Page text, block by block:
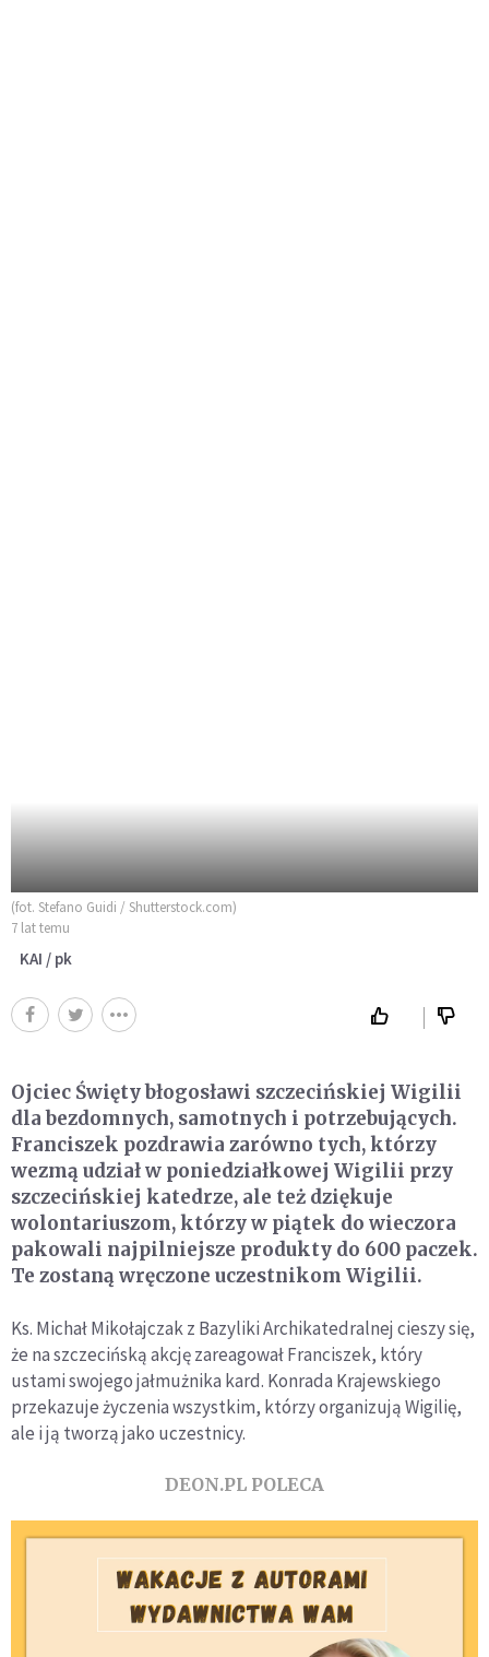
(fot. Stefano Guidi / Shutterstock.com)
7 lat temu
KAI / pk
Ojciec Święty błogosławi szczecińskiej Wigilii
dla bezdomnych, samotnych i potrzebujących.
Franciszek pozdrawia zarówno tych, którzy
wezmą udział w poniedziałkowej Wigilii przy
szczecińskiej katedrze, ale też dziękuje
wolontariuszom, którzy w piątek do wieczora
pakowali najpilniejsze produkty do 600 paczek.
Te zostaną wręczone uczestnikom Wigilii.
Ks. Michał Mikołajczak z Bazyliki Archikatedralnej cieszy się,
że na szczecińską akcję zareagował Franciszek, który
ustami swojego jałmużnika kard. Konrada Krajewskiego
przekazuje życzenia wszystkim, którzy organizują Wigilię,
ale i ją tworzą jako uczestnicy.
DEON.PL POLECA